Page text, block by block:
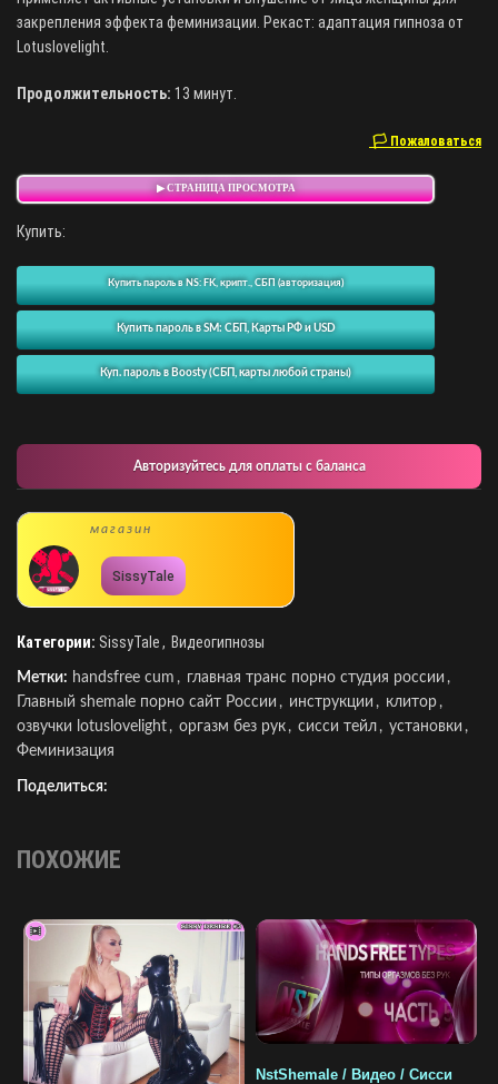
закрепления эффекта феминизации. Рекаст: адаптация гипноза от
Lotuslovelight.
Продолжительность: 13 минут.
🏳 Пожаловаться
▶ СТРАНИЦА ПРОСМОТРА
Купить:
Купить пароль в NS: FK, крипт., СБП (авторизация)
Купить пароль в SM: СБП, Карты РФ и USD
Куп. пароль в Boosty (СБП, карты любой страны)
Авторизуйтесь для оплаты с баланса
магазин
SissyTale
Категории: SissyTale, Видеогипнозы
Метки: handsfree cum , главная транс порно студия россии ,
Главный shemale порно сайт России , инструкции , клитор ,
озвучки lotuslovelight , оргазм без рук , сисси тейл , установки ,
Феминизация
Поделиться:
ПОХОЖИЕ
NstShemale / Видео / Сисси